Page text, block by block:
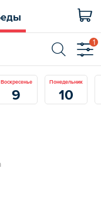
1
Воскресенье
9
Понедельник
10